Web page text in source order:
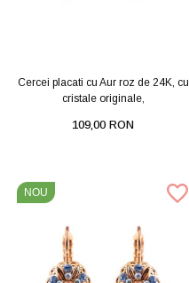
Cercei placati cu Aur roz de 24K, cu
cristale originale,
109,00 RON
NOU